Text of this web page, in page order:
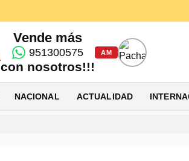
Vende más
951300575
con nosotros!!!
AM
NACIONAL ACTUALIDAD